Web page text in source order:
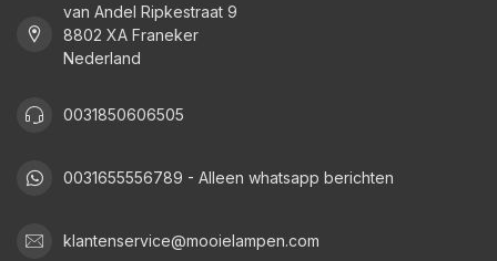
van Andel Ripkestraat 9
8802 XA Franeker
Nederland
0031850606505
0031655556789 - Alleen whatsapp berichten
klantenservice@mooielampen.com